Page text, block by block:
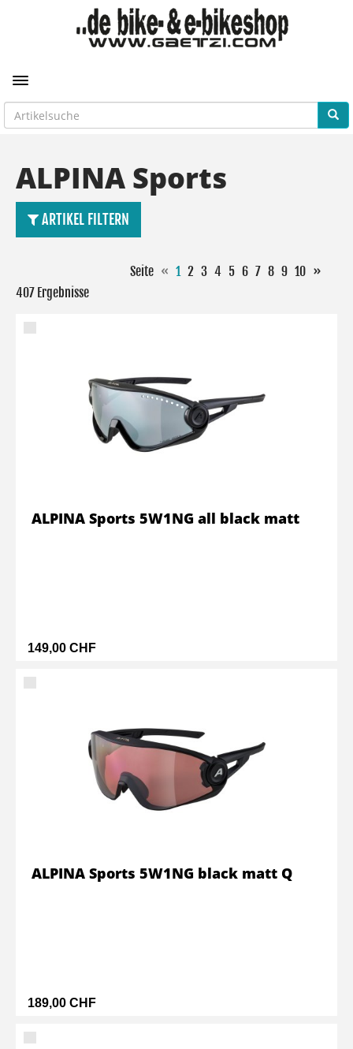
Toggle navigation
ALPINA Sports
ARTIKEL FILTERN
Seite « 1 2 3 4 5 6 7 8 9 10 »
407 Ergebnisse
149,00 CHF
ALPINA Sports 5W1NG all black matt
189,00 CHF
ALPINA Sports 5W1NG black matt Q